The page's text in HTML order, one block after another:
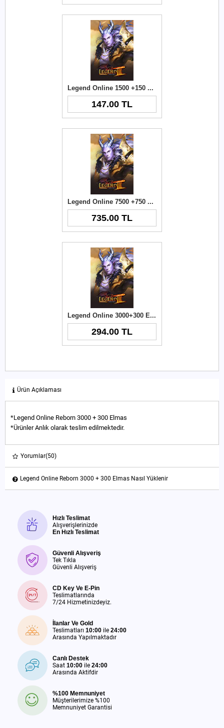
Legend Online 1500 +150 Elmas
147.00 TL
Legend Online 7500 +750 Elmas
735.00 TL
Legend Online 3000+300 Elmas
294.00 TL
Ürün Açıklaması
*Legend Online Reborn 3000 + 300 Elmas
*Ürünler Anlık olarak teslim edilmektedir.
Yorumlar(50)
Legend Online Reborn 3000 + 300 Elmas Nasıl Yüklenir
Hızlı Teslimat
Alışverişlerinizde
En Hızlı Teslimat
Güvenli Alışveriş
Tek Tıkla
Güvenli Alışveriş
CD Key Ve E-Pin
Teslimatlarında
7/24 Hizmetinizdeyiz.
İlanlar Ve Gold
Teslimatları 10:00 ile 24:00
Arasında Yapılmaktadır
Canlı Destek
Saat 10:00 ile 24:00
Arasında Aktifdir
%100 Memnuniyet
Müşterilerimize %100
Memnuniyet Garantisi